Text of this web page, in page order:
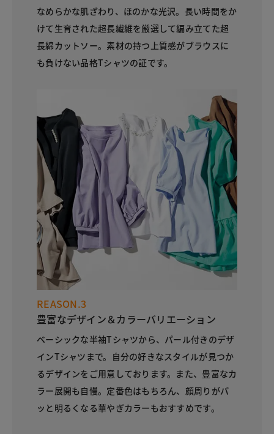
なめらかな肌ざわり、ほのかな光沢。長い時間をか
けて生育された超長繊維を厳選して編み立てた超
長綿カットソー。素材の持つ上質感がブラウスに
も負けない品格Tシャツの証です。
REASON.3
豊富なデザイン＆カラーバリエーション
ベーシックな半袖Tシャツから、パール付きのデザ
インTシャツまで。自分の好きなスタイルが見つか
るデザインをご用意しております。また、豊富なカ
ラー展開も自慢。定番色はもちろん、顔周りがパ
ッと明るくなる華やぎカラーもおすすめです。